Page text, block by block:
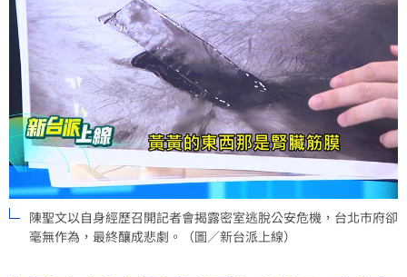
陳聖文以自身經歷召開記者會揭露密室逃脫公安危機，台北市府卻
毫無作為，最終釀成悲劇。（圖／新台派上線）